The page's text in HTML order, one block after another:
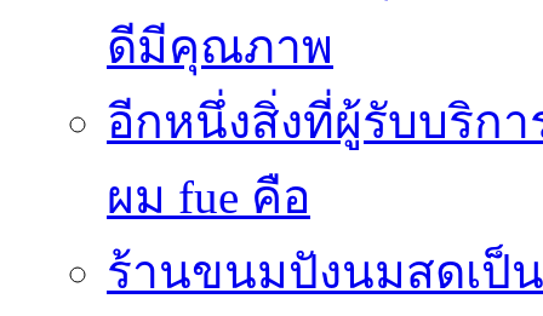
ดีมีคุณภาพ
อีกหนึ่งสิ่งที่ผู้รับบริก
ผม fue คือ
ร้านขนมปังนมสดเป็